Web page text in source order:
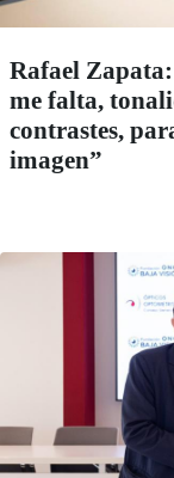
Rafael
me falta,
contrastes,
imagen”